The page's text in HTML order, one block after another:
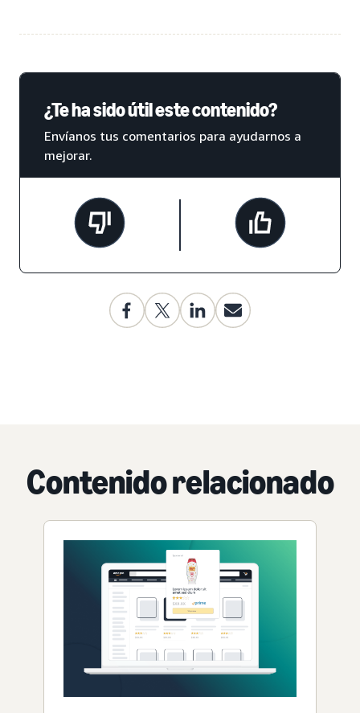
¿Te ha sido útil este contenido?
Envíanos tus comentarios para ayudarnos a
mejorar.
Contenido relacionado